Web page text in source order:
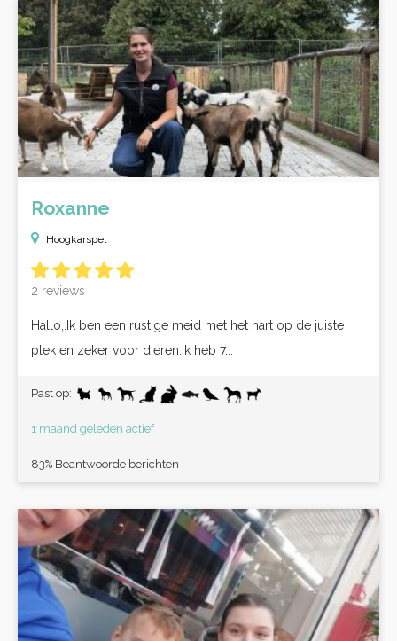
Roxanne
Hoogkarspel
2 reviews
Hallo,.Ik ben een rustige meid met het hart op de juiste
plek en zeker voor dieren.Ik heb 7...
Past op:
1 maand geleden actief
83% Beantwoorde berichten